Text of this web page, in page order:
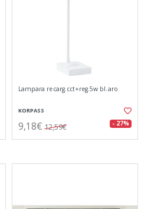
Lampara recarg.cct+reg.5w bl.aro
KORPASS
9,18€ 12,59€ - 27%